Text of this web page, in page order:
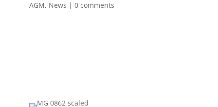
AGM, News | 0 comments